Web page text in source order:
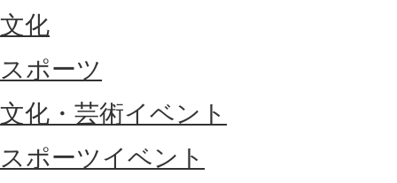
文化
スポーツ
文化・芸術イベント
スポーツイベント